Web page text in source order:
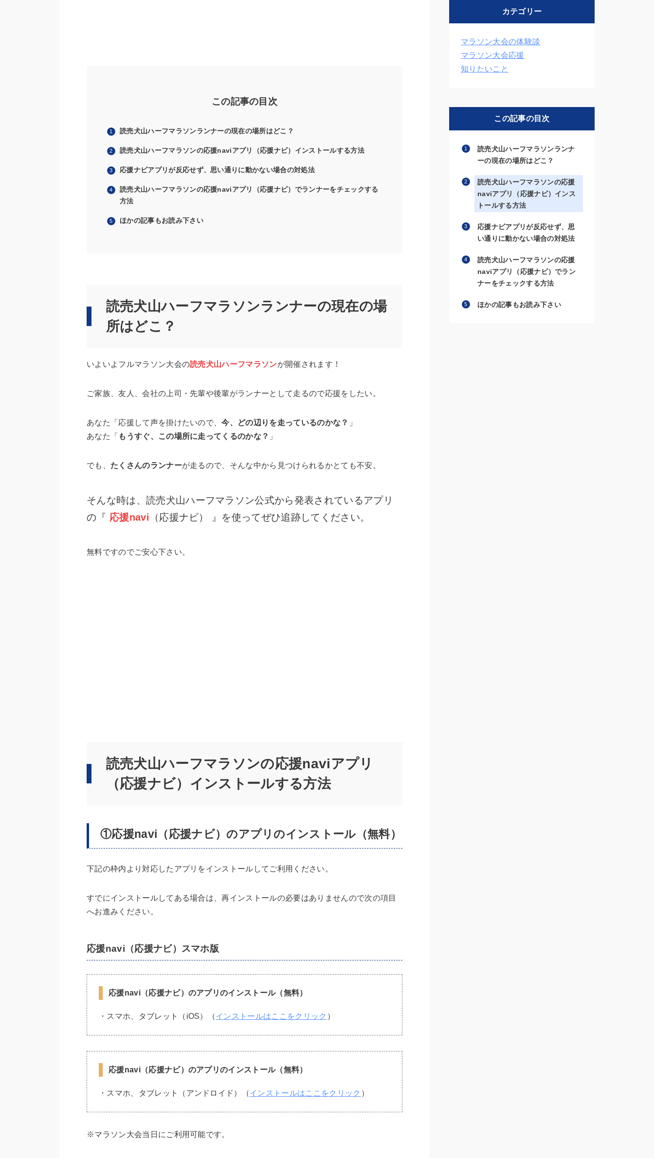
この記事の目次
読売犬山ハーフマラソンランナーの現在の場所はどこ？
読売犬山ハーフマラソンの応援naviアプリ（応援ナビ）インストールする方法
応援ナビアプリが反応せず、思い通りに動かない場合の対処法
読売犬山ハーフマラソンの応援naviアプリ（応援ナビ）でランナーをチェックする
方法
ほかの記事もお読み下さい
読売犬山ハーフマラソンランナーの現在の場
所はどこ？
いよいよフルマラソン大会の読売犬山ハーフマラソンが開催されます！
ご家族、友人、会社の上司・先輩や後輩がランナーとして走るので応援をしたい。
あなた「応援して声を掛けたいので、今、どの辺りを走っているのかな？ 」
あなた「 もうすぐ、この場所に走ってくるのかな？ 」
でも、 たくさんのランナーが走るので、そんな中から見つけられるかとても不安。
そんな時は、読売犬山ハーフマラソン公式から発表されているアプリ
の『 応援navi （応援ナビ） 』を使ってぜひ追跡してください。
無料ですのでご安心下さい。
読売犬山ハーフマラソンの応援naviアプリ
（応援ナビ）インストールする方法
①応援navi（応援ナビ）のアプリのインストール（無料）
下記の枠内より対応したアプリをインストールしてご利用ください。
すでにインストールしてある場合は、再インストールの必要はありませんので次の項目
へお進みください。
応援navi（応援ナビ）スマホ版
応援navi（応援ナビ）のアプリのインストール（無料）
・スマホ、タブレット（iOS）（インストールはここをクリック ）
応援navi（応援ナビ）のアプリのインストール（無料）
・スマホ、タブレット（アンドロイド）（インストールはここをクリック ）
※マラソン大会当日にご利用可能です。
カテゴリー
マラソン大会の体験談
マラソン大会応援
知りたいこと
この記事の目次
読売犬山ハーフマラソンランナ
ーの現在の場所はどこ？
読売犬山ハーフマラソンの応援
naviアプリ（応援ナビ）インス
トールする方法
応援ナビアプリが反応せず、思
い通りに動かない場合の対処法
読売犬山ハーフマラソンの応援
naviアプリ（応援ナビ）でラン
ナーをチェックする方法
ほかの記事もお読み下さい